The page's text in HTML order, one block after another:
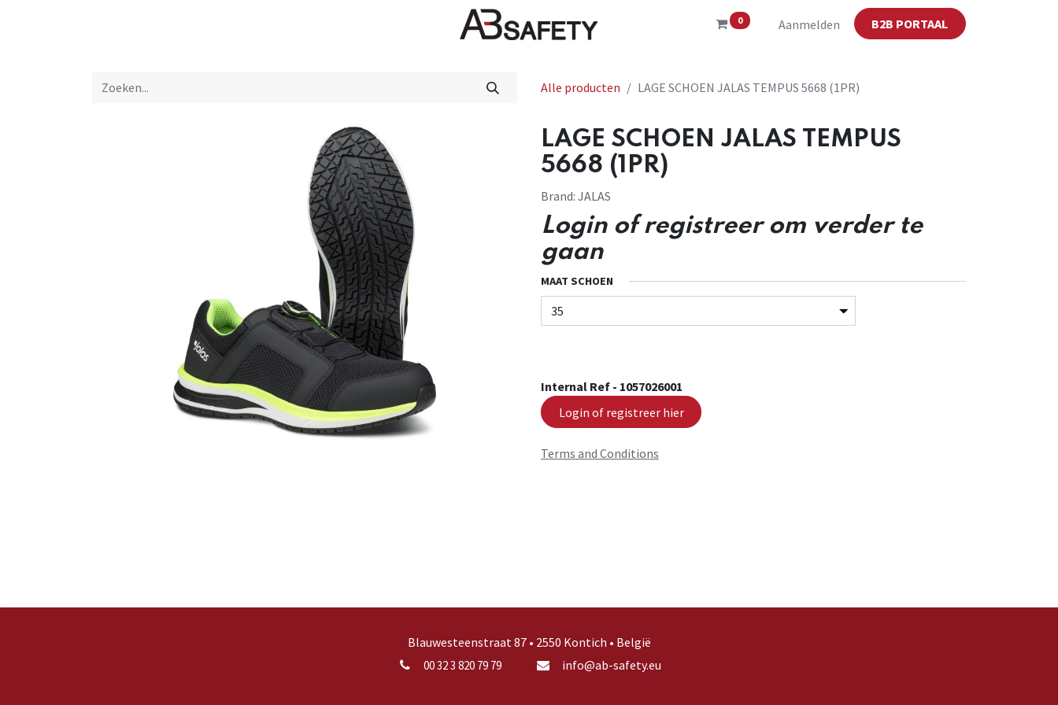
0 Aanmelden B2B PORTAAL
Winkel CE
Alle producten LAGE SCHOEN JALAS TEMPUS 5668 (1PR)
LAGE SCHOEN JALAS TEMPUS
5668 (1PR)
Brand: JALAS
Login of registreer om verder te
gaan
MAAT SCHOEN
Internal Ref - 1057026001
Login of registreer hier
Terms and Conditions
Blauwesteenstraat 87 • 2550 Kontich • België
00 32 3 820 79 79 info@ab-safety.eu